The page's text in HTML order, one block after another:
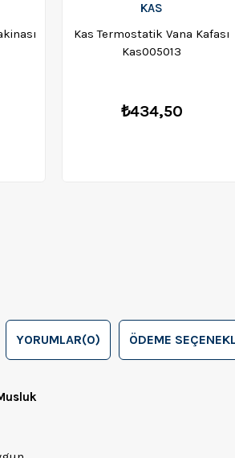
KAS
Kas Termostatik Vana Kafası
Kas005013
₺434,50
YORUMLAR(0) ÖDEME